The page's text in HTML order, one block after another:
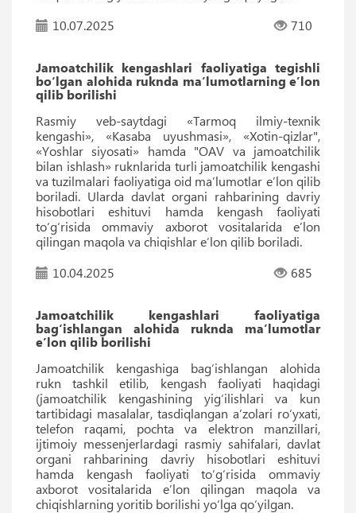
10.07.2025
710
Jamoatchilik kengashlari faoliyatiga tegishli
bo‘lgan alohida ruknda maʼlumotlarning eʼlon
qilib borilishi
Rasmiy veb-saytdagi «Tarmoq ilmiy-texnik
kengashi», «Kasaba uyushmasi», «Xotin-qizlar",
«Yoshlar siyosati» hamda "OAV va jamoatchilik
bilan ishlash» ruknlarida turli jamoatchilik kengashi
va tuzilmalari faoliyatiga oid maʼlumotlar eʼlon qilib
boriladi. Ularda davlat organi rahbarining davriy
hisobotlari eshituvi hamda kengash faoliyati
to‘g‘risida ommaviy axborot vositalarida eʼlon
qilingan maqola va chiqishlar eʼlon qilib boriladi.
10.04.2025
685
Jamoatchilik kengashlari faoliyatiga
bag‘ishlangan alohida ruknda maʼlumotlar
eʼlon qilib borilishi
Jamoatchilik kengashiga bag‘ishlangan alohida
rukn tashkil etilib, kengash faoliyati haqidagi
(jamoatchilik kengashining yig‘ilishlari va kun
tartibidagi masalalar, tasdiqlangan aʼzolari ro‘yxati,
telefon raqami, pochta va elektron manzillari,
ijtimoiy messenjerlardagi rasmiy sahifalari, davlat
organi rahbarining davriy hisobotlari eshituvi
hamda kengash faoliyati to‘g‘risida ommaviy
axborot vositalarida eʼlon qilingan maqola va
chiqishlarning yoritib borilishi yo‘lga qo‘yilgan.